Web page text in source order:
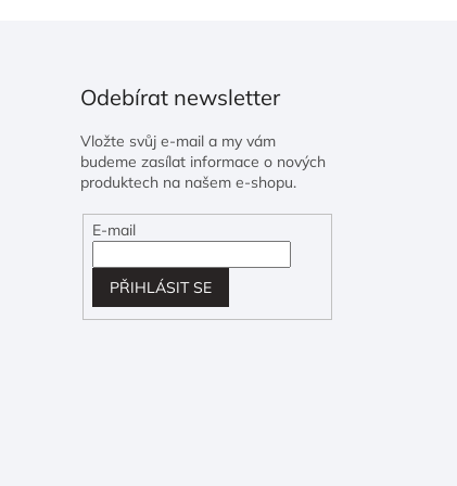
Odebírat newsletter
Vložte svůj e-mail a my vám
budeme zasílat informace o nových
produktech na našem e-shopu.
E-mail
PŘIHLÁSIT SE